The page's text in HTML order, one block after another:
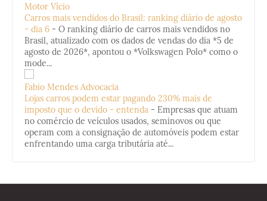
Motor Vício
Carros mais vendidos do Brasil: ranking diário de agosto
- dia 6 - O ranking diário de carros mais vendidos no
Brasil, atualizado com os dados de vendas do dia *5 de
agosto de 2026*, apontou o *Volkswagen Polo* como o
mode...
Fabio Mendes Advocacia
Lojas carros podem estar pagando 230% mais de
imposto que o devido - entenda - Empresas que atuam
no comércio de veículos usados, seminovos ou que
operam com a consignação de automóveis podem estar
enfrentando uma carga tributária até...